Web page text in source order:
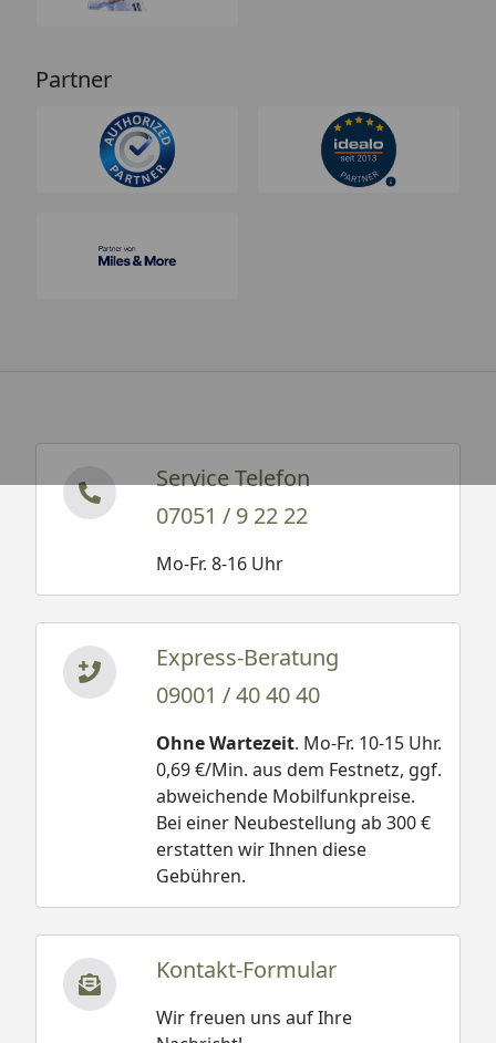
Partner
Service Telefon
07051 / 9 22 22
Mo-Fr. 8-16 Uhr
Express-Beratung
09001 / 40 40 40
Ohne Wartezeit. Mo-Fr. 10-15 Uhr.
0,69 €/Min. aus dem Festnetz, ggf.
abweichende Mobilfunkpreise.
Bei einer Neubestellung ab 300 €
erstatten wir Ihnen diese
Gebühren.
Kontakt-Formular
Wir freuen uns auf Ihre